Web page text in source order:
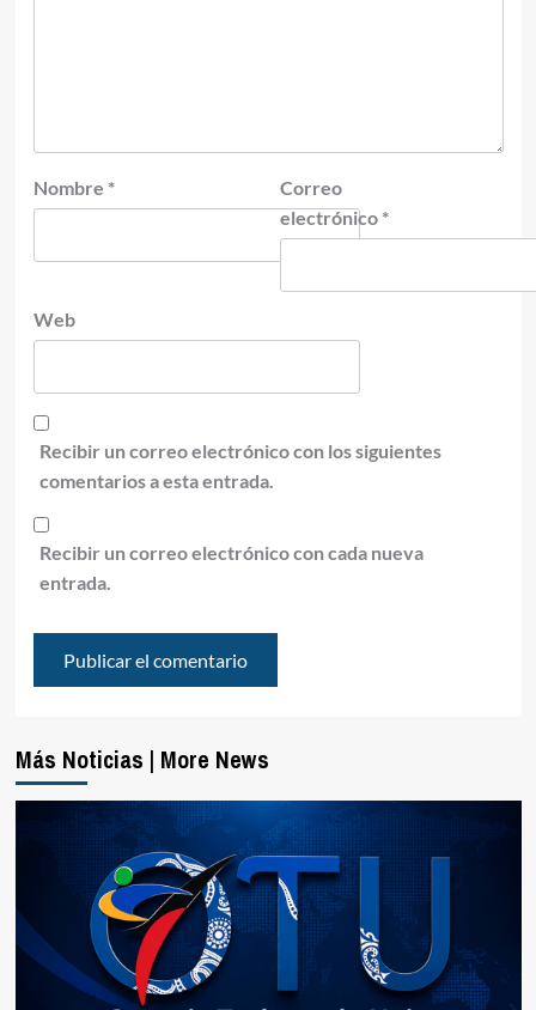
Nombre *
Correo
electrónico *
Web
Recibir un correo electrónico con los siguientes
comentarios a esta entrada.
Recibir un correo electrónico con cada nueva
entrada.
Más Noticias | More News